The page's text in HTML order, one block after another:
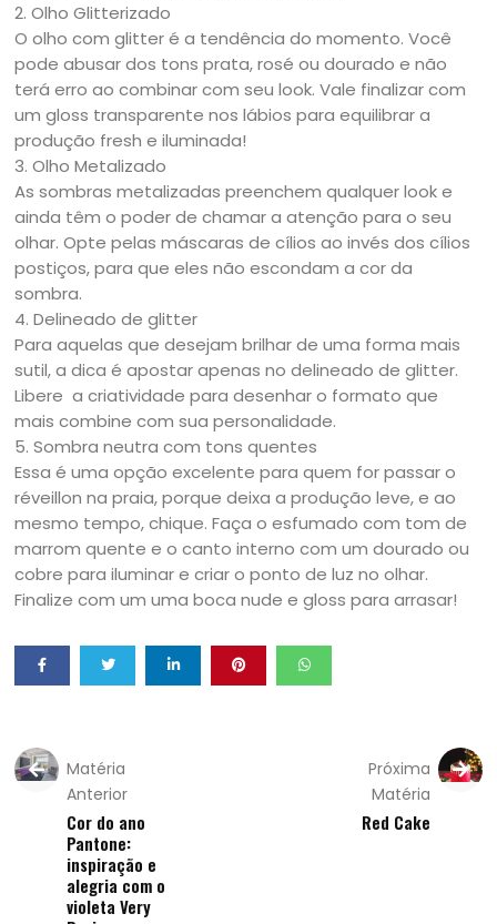
2. Olho Glitterizado
O olho com glitter é a tendência do momento. Você
pode abusar dos tons prata, rosé ou dourado e não
terá erro ao combinar com seu look. Vale finalizar com
um gloss transparente nos lábios para equilibrar a
produção fresh e iluminada!
3. Olho Metalizado
As sombras metalizadas preenchem qualquer look e
ainda têm o poder de chamar a atenção para o seu
olhar. Opte pelas máscaras de cílios ao invés dos cílios
postiços, para que eles não escondam a cor da
sombra.
4. Delineado de glitter
Para aquelas que desejam brilhar de uma forma mais
sutil, a dica é apostar apenas no delineado de glitter.
Libere a criatividade para desenhar o formato que
mais combine com sua personalidade.
5. Sombra neutra com tons quentes
Essa é uma opção excelente para quem for passar o
réveillon na praia, porque deixa a produção leve, e ao
mesmo tempo, chique. Faça o esfumado com tom de
marrom quente e o canto interno com um dourado ou
cobre para iluminar e criar o ponto de luz no olhar.
Finalize com um uma boca nude e gloss para arrasar!
Matéria
Anterior
Cor do ano
Pantone:
inspiração e
alegria com o
violeta Very
Próxima
Matéria
Red Cake